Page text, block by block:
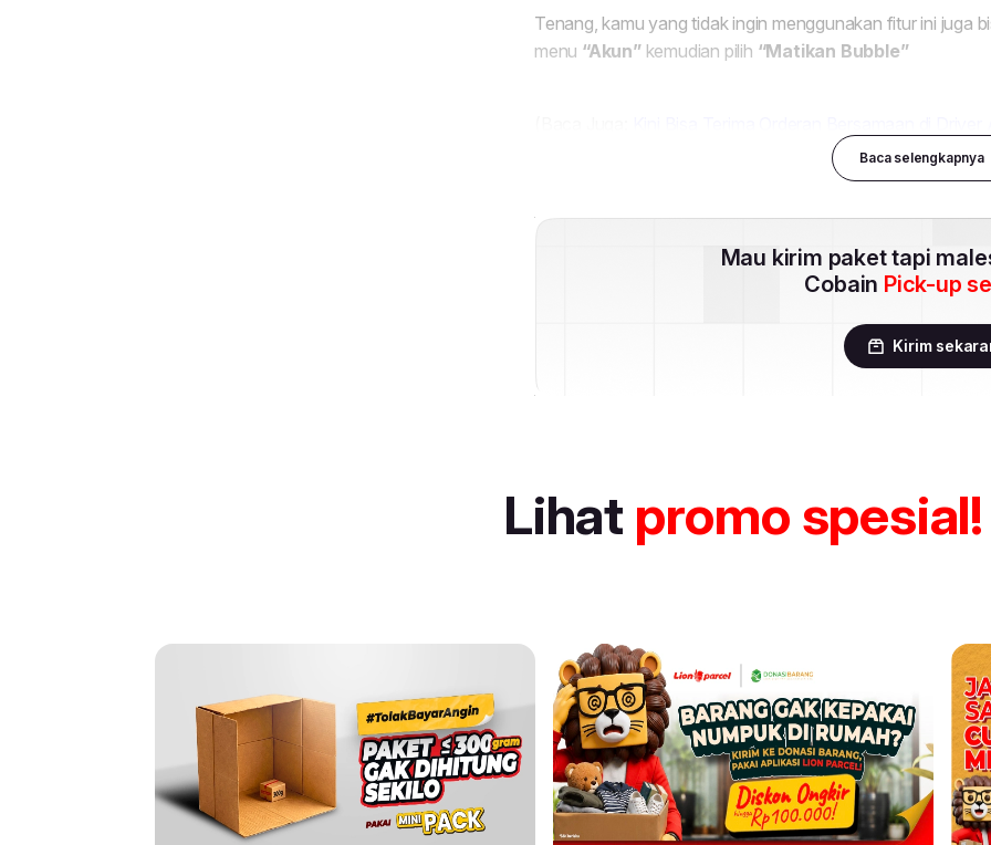
Baca selengkapnya
Mau kirim paket tapi
Cobain Pick-up
Kirim
Lihat promo spesial!